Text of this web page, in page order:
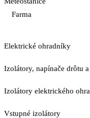
Farma
Elektrické ohradníky
Izolátory, napínače drôtu
Izolátory elektrického
Vstupné izolátory